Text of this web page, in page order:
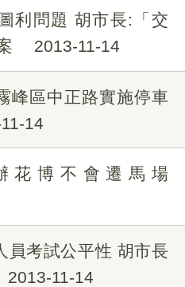
利問題 胡市長:「交
2013-11-14
峰區中正路實施停車
14
花博不會遷馬場
員考試公平性 胡市長
2013-11-14